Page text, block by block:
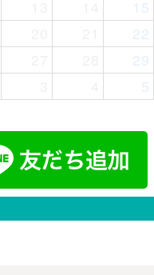
15
22
29
5